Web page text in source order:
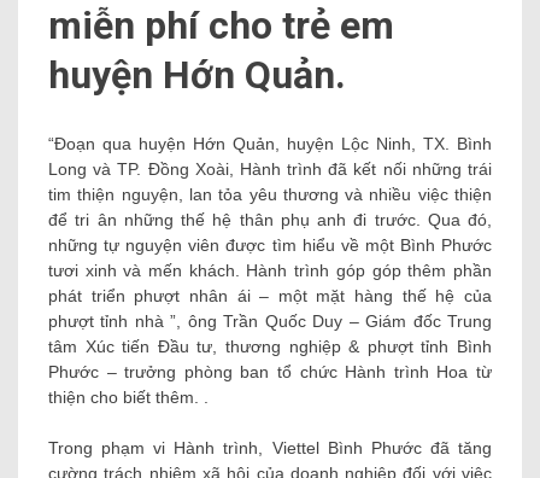
miễn phí cho trẻ em
huyện Hớn Quản.
“Đoạn qua huyện Hớn Quản, huyện Lộc Ninh, TX. Bình
Long và TP. Đồng Xoài, Hành trình đã kết nối những trái
tim thiện nguyện, lan tỏa yêu thương và nhiều việc thiện
để tri ân những thế hệ thân phụ anh đi trước. Qua đó,
những tự nguyện viên được tìm hiểu về một Bình Phước
tươi xinh và mến khách. Hành trình góp góp thêm phần
phát triển phượt nhân ái – một mặt hàng thế hệ của
phượt tỉnh nhà ”, ông Trần Quốc Duy – Giám đốc Trung
tâm Xúc tiến Đầu tư, thương nghiệp & phượt tỉnh Bình
Phước – trưởng phòng ban tổ chức Hành trình Hoa từ
thiện cho biết thêm. .
Trong phạm vi Hành trình, Viettel Bình Phước đã tăng
cường trách nhiệm xã hội của doanh nghiệp đối với việc